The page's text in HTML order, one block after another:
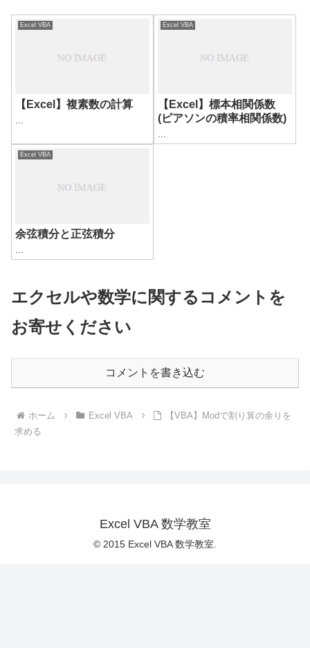
Excel VBA
【Excel】複素数の計算
Excel VBA
【Excel】標本相関係数
(ピアソンの積率相関係数)
Excel VBA
余弦積分と正弦積分
エクセルや数学に関するコメントを
お寄せください
コメントを書き込む
ホーム Excel VBA
【VBA】Modで割り算の余りを
求める
Excel VBA 数学教室
© 2015 Excel VBA 数学教室.